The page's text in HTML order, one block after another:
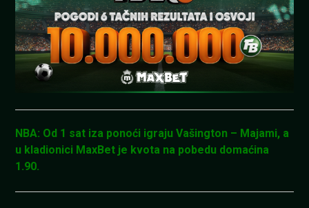
NBA: Od 1 sat iza ponoći igraju Vašington – Majami, a
u kladionici MaxBet je kvota na pobedu domaćina
1.90.